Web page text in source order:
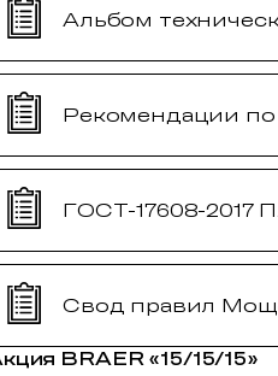
Альбом
Рекомендации по
ГОСТ-17608-2017
Свод правил
BRAER «15/15/15»